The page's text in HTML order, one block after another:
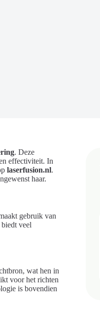
. Deze
effectiviteit. In
laserfusion.nl.
haar.
gebruik van
veel
wat hen in
voor het richten
is bovendien